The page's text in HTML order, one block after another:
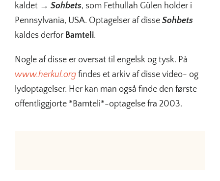
kaldet → Sohbets, som Fethullah Gülen holder i
Pennsylvania, USA. Optagelser af disse Sohbets
kaldes derfor Bamteli.
Nogle af disse er oversat til engelsk og tysk. På
www.herkul.org findes et arkiv af disse video- og
lydoptagelser. Her kan man også finde den første
offentliggjorte *Bamteli*-optagelse fra 2003.